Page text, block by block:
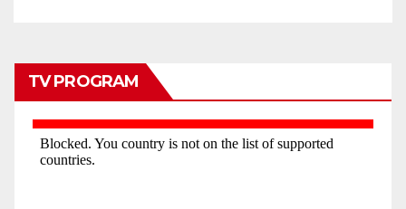
TV PROGRAM